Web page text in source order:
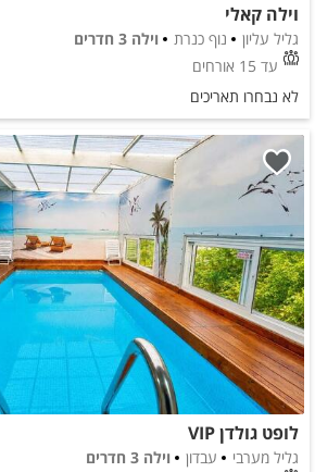
וילה קאלי
גליל עליון נוף כנרת
וילה 3 חדרים
עד 15 אורחים
לא נבחרו תאריכים
לופט גולדן VIP
גליל מערבי עבדון
וילה 3 חדרים